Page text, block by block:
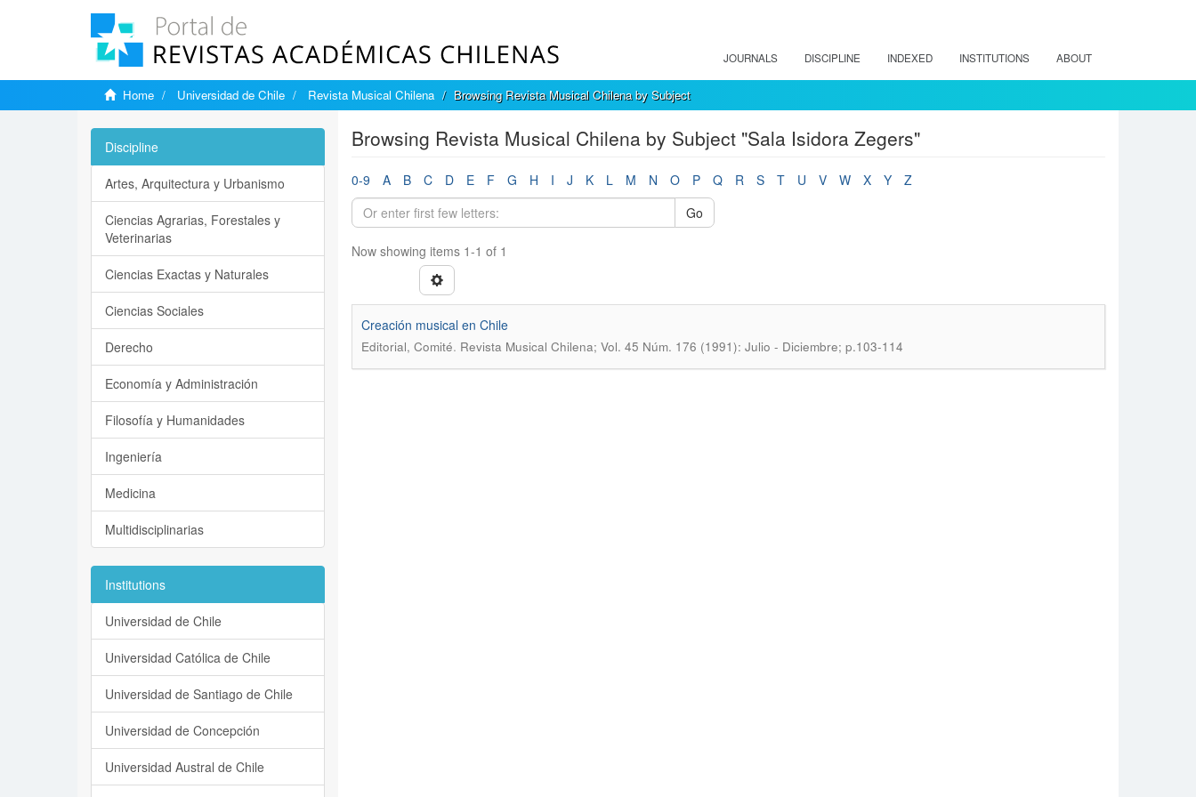
JOURNALS DISCIPLINE INDEXED INSTITUTIONS ABOUT
Home Universidad de Chile Revista Musical Chilena Browsing Revista Musical Chilena by Subject
Browsing Revista Musical Chilena by Subject "Sala Isidora Zegers"
0-9 A B C D E F G H I J K L M N O P Q R S T U V W X Y
Z
Go
Now showing items 1-1 of 1
Creación musical en Chile
Editorial, Comité. Revista Musical Chilena; Vol. 45 Núm. 176 (1991): Julio - Diciembre; p.103-114
Discipline
Artes, Arquitectura y Urbanismo
Ciencias Agrarias, Forestales y
Veterinarias
Ciencias Exactas y Naturales
Ciencias Sociales
Derecho
Economía y Administración
Filosofía y Humanidades
Ingeniería
Medicina
Multidisciplinarias
Institutions
Universidad de Chile
Universidad Católica de Chile
Universidad de Santiago de Chile
Universidad de Concepción
Universidad Austral de Chile